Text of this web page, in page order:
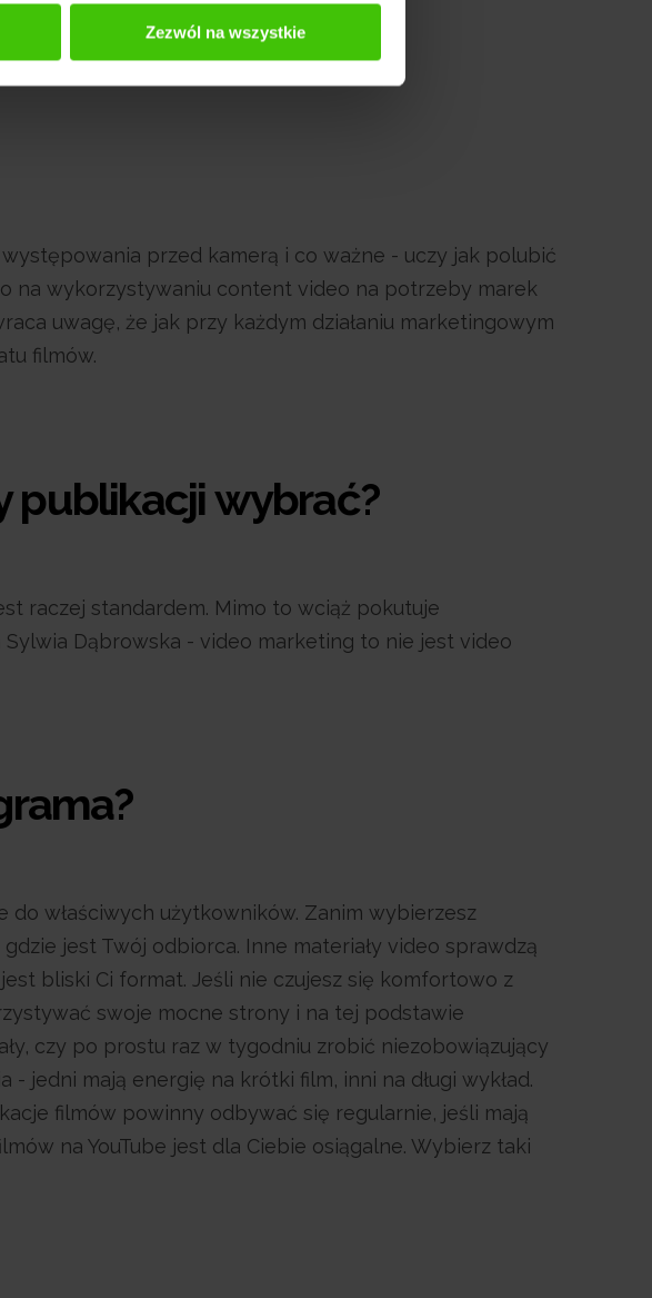
Zezwól na wszystkie
przed kamerą i co ważne - uczy jak polubić
na wykorzystywaniu content video na potrzeby marek
uwagę, że jak przy każdym działaniu marketingowym
filmów.
publikacji wybrać?
raczej standardem. Mimo to wciąż pokutuje
Dąbrowska - video marketing to nie jest video
właściwych użytkowników. Zanim wybierzesz
jest Twój odbiorca. Inne materiały video sprawdzą
bliski Ci format. Jeśli nie czujesz się komfortowo z
swoje mocne strony i na tej podstawie
czy po prostu raz w tygodniu zrobić niezobowiązujący
jedni mają energię na krótki film, inni na długi wykład.
filmów powinny odbywać się regularnie, jeśli mają
na YouTube jest dla Ciebie osiągalne. Wybierz taki